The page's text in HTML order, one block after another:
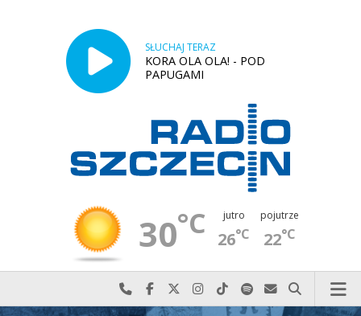
SŁUCHAJ TERAZ
KORA OLA OLA! - POD
PAPUGAMI
30°C jutro
26°C
pojutrze
22°C
Najlepiej po prostu do nas zadzwoń
Odwiedź nas na Facebook-u
Odwiedź nas na X
Odwiedź nas na Instagram-ie
Odwiedź nas na TikTok-u
Szukaj nas na Spotify
Wyślij do nas
Szukaj